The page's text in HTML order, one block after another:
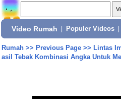
Video Rumah Populer Videos
Rumah>> Previous Page>> Lintas
asil Tebak Kombinasi Angka Untuk